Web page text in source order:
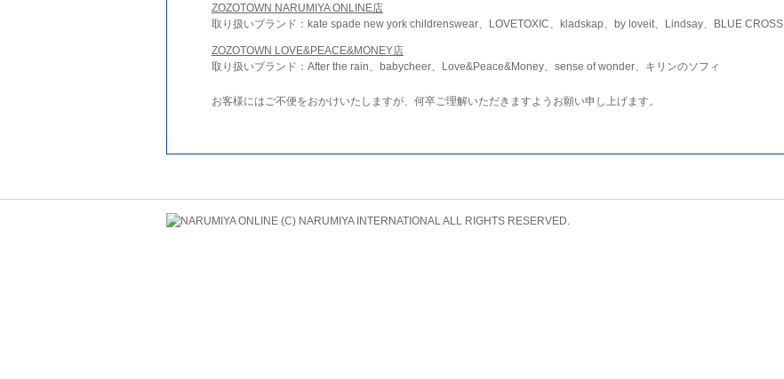
ZOZOTOWN NARUMIYA ONLINE店
取り扱いブランド：kate spade new york childrenswear、LOVETOXIC、kladskap、by loveit、Lindsay、BLUE CROSS
ZOZOTOWN LOVE&PEACE&MONEY店
取り扱いブランド：After the rain、babycheer、Love&Peace&Money、sense of wonder、キリンのソフィ
お客様にはご不便をおかけいたしますが、何卒ご理解いただきますようお願い申し上げます。